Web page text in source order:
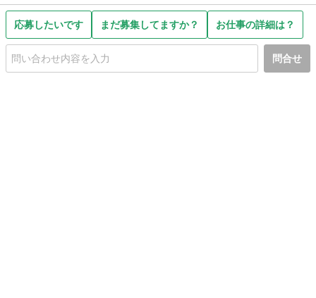
応募したいです まだ募集してますか？ お仕事の詳細は？
問合せ